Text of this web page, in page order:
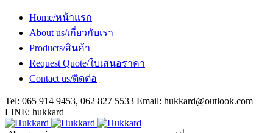
Home/หน้าแรก
About us/เกี่ยวกับเรา
Products/สินค้า
Request Quote/ใบเสนอราคา
Contact us/ติดต่อ
Tel: 065 914 9453, 062 827 5533 Email: hukkard@outlook.com
LINE: hukkard